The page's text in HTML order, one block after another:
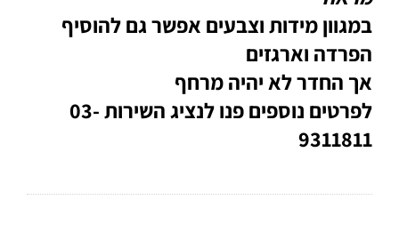
במגוון מידות וצבעים אפשר גם להוסיף
הפרדה וארגזים
אך החדר לא יהיה מרחף
לפרטים נוספים פנו לנציג השירות 03-
9311811